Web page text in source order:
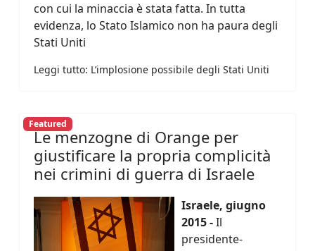
con cui la minaccia è stata fatta. In tutta
evidenza, lo Stato Islamico non ha paura degli
Stati Uniti
Leggi tutto: L’implosione possibile degli Stati Uniti
Featured
Le menzogne di Orange per
giustificare la propria complicità
nei crimini di guerra di Israele
Israele, giugno
2015 -Il
presidente-